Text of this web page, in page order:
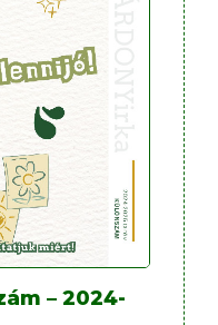
– 2024-